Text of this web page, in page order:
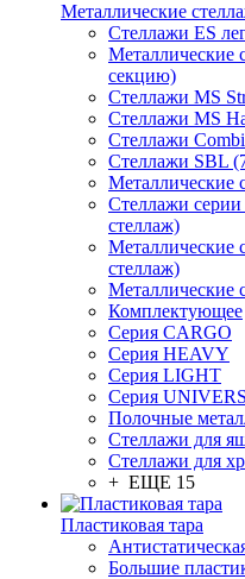
Металлические
Стеллажи ES
Металлические
секцию)
Стеллажи MS
Стеллажи MS
Стеллажи
Стеллажи SBL
Металлические
Стеллажи
стеллаж)
Металлические
стеллаж)
Металлические
Комплектующее
Серия CARGO
Серия HEAVY
Серия LIGHT
Серия
Полочные
Стеллажи для
Стеллажи для
+ ЕЩЕ 15
Пластиковая тара
Большие